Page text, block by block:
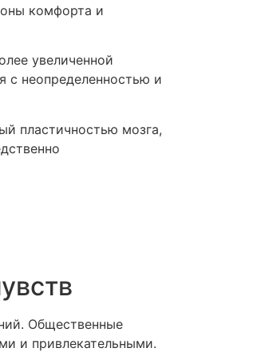
комфорта и
увеличенной
с неопределенностью и
пластичностью мозга,
Общественные
и привлекательными.